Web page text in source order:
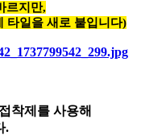
르지만,​
타일을 새로 붙입니다)
착제를 사용해
.